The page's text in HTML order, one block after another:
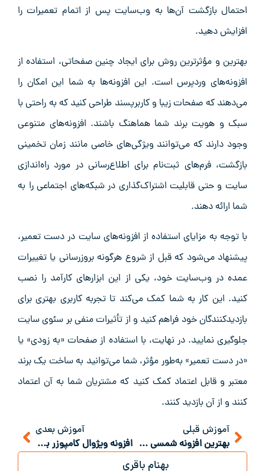
احتمال بازگشت آن‌ها به وب‌سایت پس از اتمام تعمیرات را
افزایش دهید.
بهترین و مؤثرترین روش برای ایجاد چنین صفحاتی، استفاده از
افزونه‌های وردپرس است. این افزونه‌ها به شما این امکان را
می‌دهند که صفحات زیبا و کاربرپسند طراحی کنید که به راحتی با
سبک و هویت برند شما هماهنگ باشند. افزونه‌های متنوعی
وجود دارند که می‌توانند ویژگی‌های خاصی مانند زمان تخمینی
بازگشت، فرم‌های ثبت‌نام برای اطلاع‌رسانی در مورد راه‌اندازی
سایت و حتی قابلیت اشتراک‌گذاری در شبکه‌های اجتماعی را به
شما ارائه دهند.
با توجه به مزایای استفاده از افزونه‌های سایت در دست تعمیر،
پیشنهاد می‌شود که قبل از شروع هرگونه بروزرسانی یا تغییرات
عمده در وب‌سایت خود، یکی از این ابزارهای کارآمد را نصب
کنید. این کار به شما کمک می‌کند تا تجربه کاربری بهتری برای
بازدیدکنندگان خود فراهم کنید و از تأثیرات منفی بر سئوی سایت
جلوگیری نمایید. در نهایت، با استفاده از صفحات «به زودی» یا
«در دست تعمیر» به‌طور مؤثر، شما می‌توانید به ساخت یک برند
معتبر و قابل اعتماد کمک کنید که مشتریان شما به آن اعتماد
کنند و از آن بازدید کنند.
آموزش قبلی
بهترین افزونه شمسی ساز وردپرس
آموزش بعدی
افزونه ویژوال کامپوزر برای وردپرس
بهنام باقری